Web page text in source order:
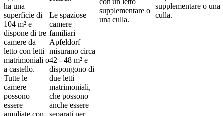
ha una
superficie di
104 m² e
dispone di tre
camere da
letto con letti
matrimoniali o
a castello.
Tutte le
camere
possono
essere
ampliate con
Le spaziose
camere
familiari
Apfeldorf
misurano circa
42 - 48 m² e
dispongono di
due letti
matrimoniali,
che possono
anche essere
separati per
con un letto
supplementare o
una culla.
supplementare o una
culla.